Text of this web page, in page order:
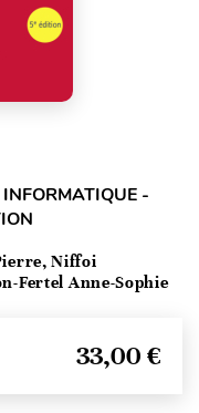
-
Niffoi
Fertel Anne-Sophie
33,00 €